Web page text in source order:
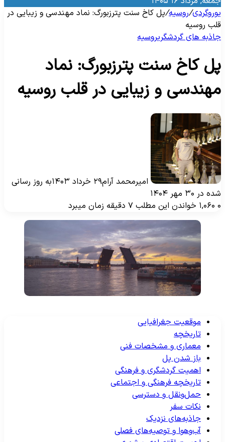
/روسیه/پل کاخ سنت پترزبورگ: نماد مهندسی و زیبایی در
روسیه
های گردشگریروسیه
کاخ سنت پترزبورگ: نماد
و زیبایی در قلب روسیه
امیرمحمد آرام۲۹ خرداد ۱۴۰۳
به روز رسانی
در ۳۰ مهر ۱۴۰۴
خواندن این مطلب ۷ دقیقه زمان میبرد
موقعیت جغرافیایی
تاریخچه
معماری و مشخصات فنی
باز شدن پل
اهمیت گردشگری و فرهنگی
تاریخچه فرهنگی و اجتماعی
حمل‌ونقل و دسترسی
نکات سفر
جاذبه‌های نزدیک
آب‌وهوا و توصیه‌های فصلی